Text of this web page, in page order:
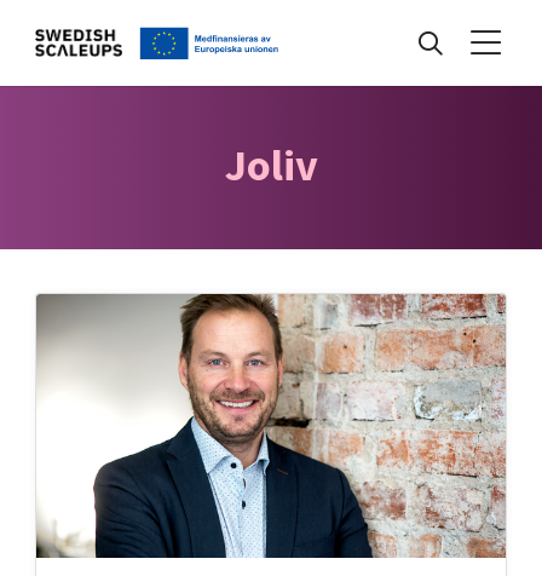
Kunskapsbank
Programmet
Internationalisering
Joliv